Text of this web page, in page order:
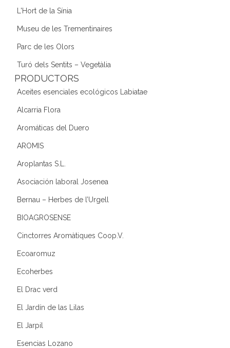
L'Hort de la Sínia
Museu de les Trementinaires
Parc de les Olors
Turó dels Sentits – Vegetàlia
PRODUCTORS
Aceites esenciales ecológicos Labiatae
Alcarria Flora
Aromáticas del Duero
AROMIS
Aroplantas S.L.
Asociación laboral Josenea
Bernau – Herbes de l’Urgell
BIOAGROSENSE
Cinctorres Aromàtiques Coop.V.
Ecoaromuz
Ecoherbes
El Drac verd
El Jardín de las Lilas
El Jarpil
Esencias Lozano